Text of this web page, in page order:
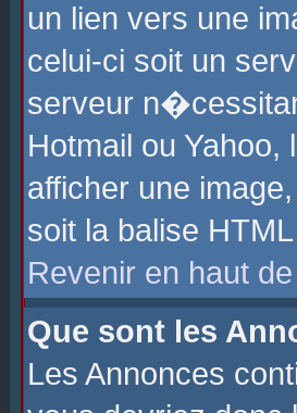
un lien vers une
celui-ci soit un
serveur
Hotmail ou
afficher une
soit la balise
Revenir en haut
Que sont les
Les Annonces